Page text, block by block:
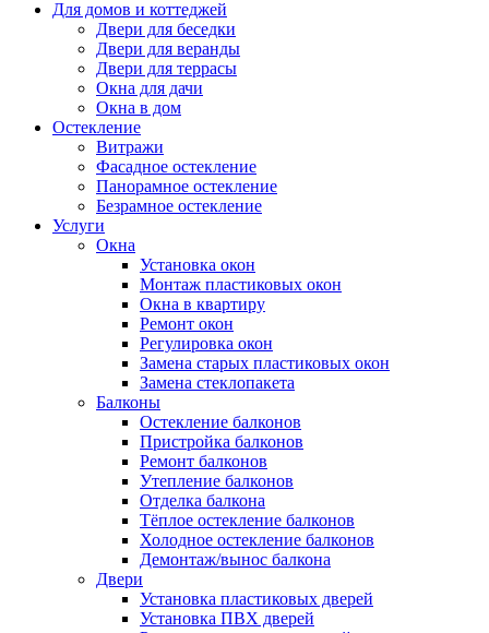
Для домов и коттеджей
Двери для беседки
Двери для веранды
Двери для террасы
Окна для дачи
Окна в дом
Остекление
Витражи
Фасадное остекление
Панорамное остекление
Безрамное остекление
Услуги
Окна
Установка окон
Монтаж пластиковых окон
Окна в квартиру
Ремонт окон
Регулировка окон
Замена старых пластиковых окон
Замена стеклопакета
Балконы
Остекление балконов
Пристройка балконов
Ремонт балконов
Утепление балконов
Отделка балкона
Тёплое остекление балконов
Холодное остекление балконов
Демонтаж/вынос балкона
Двери
Установка пластиковых дверей
Установка ПВХ дверей